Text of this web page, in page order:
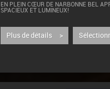
EN PLEIN CŒUR DE NARBONNE BEL
SPACIEUX ET LUMINEUX!
Narbonne, à proximité...
Plus de détails >